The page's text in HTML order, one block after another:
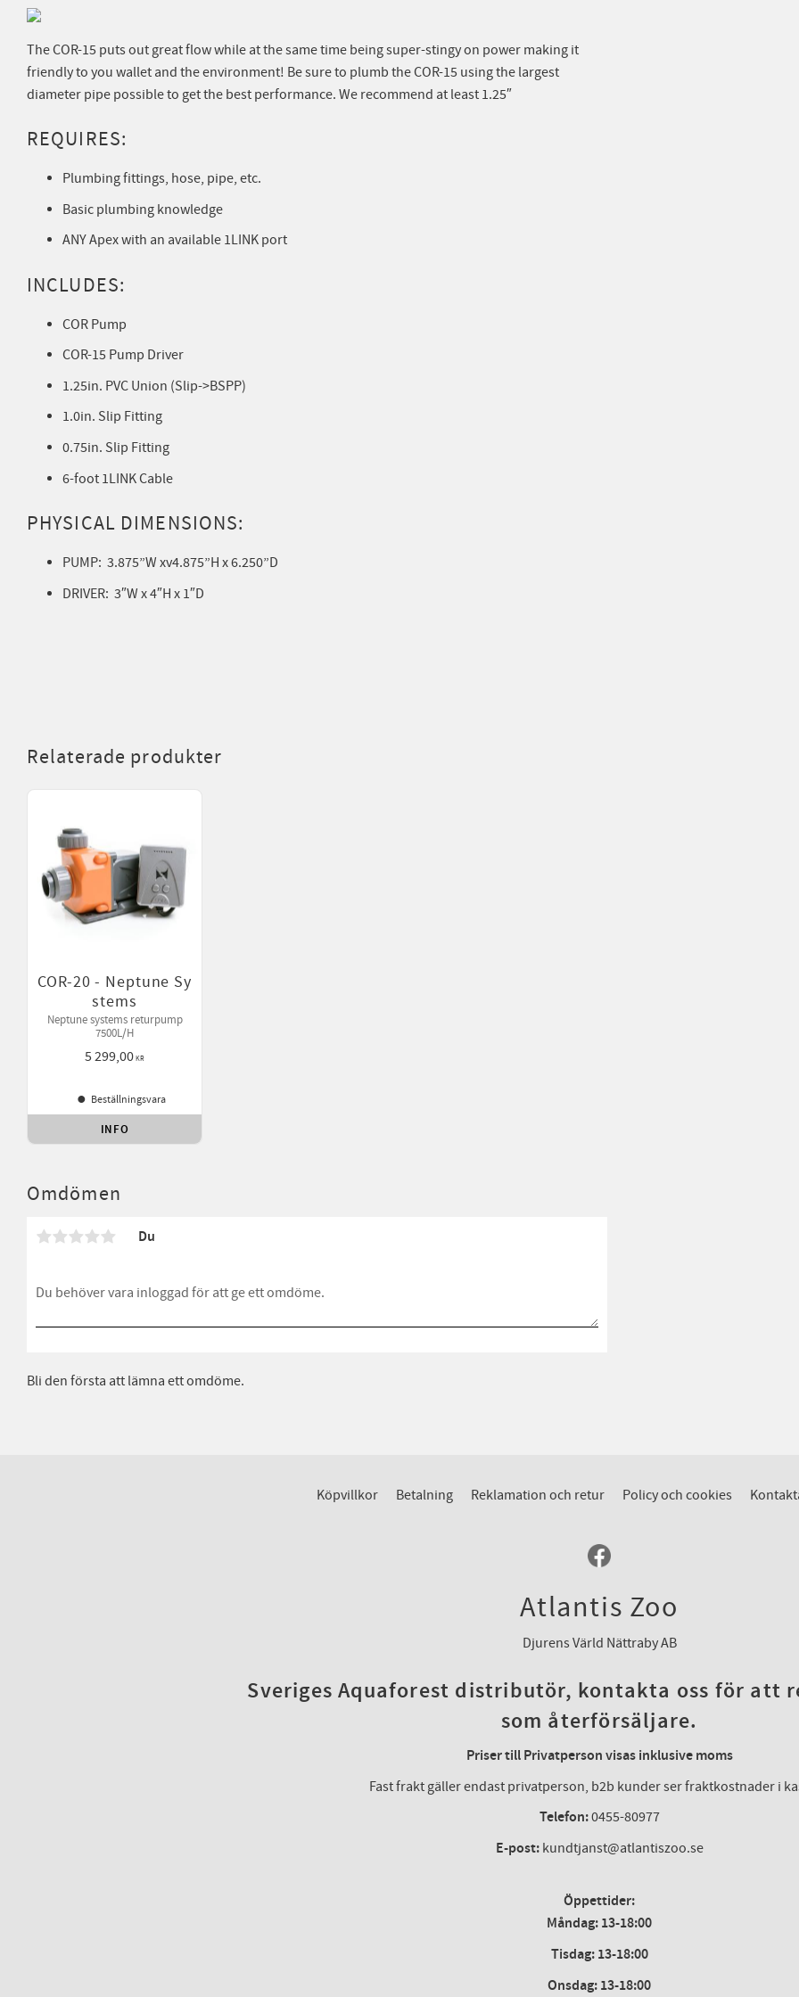
The COR-15 puts out great flow while at the same time being super-stingy on power making it
friendly to you wallet and the environment! Be sure to plumb the COR-15 using the largest
diameter pipe possible to get the best performance. We recommend at least 1.25″
REQUIRES:
Plumbing fittings, hose, pipe, etc.
Basic plumbing knowledge
ANY Apex with an available 1LINK port
INCLUDES:
COR Pump
COR-15 Pump Driver
1.25in. PVC Union (Slip->BSPP)
1.0in. Slip Fitting
0.75in. Slip Fitting
6-foot 1LINK Cable
PHYSICAL DIMENSIONS:
PUMP: 3.875”W xv4.875”H x 6.250”D
DRIVER: 3″W x 4″H x 1″D
Omdömen
Du
Bli den första att lämna ett omdöme.
Relaterade produkter
COR-20 - Neptune Sy
stems
Neptune systems returpump
7500L/H
5 299,00KR
Beställningsvara
INFO
Köpvillkor Betalning Reklamation och retur Policy och cookies
Atlantis Zoo
Djurens Värld Nättraby AB
Sveriges Aquaforest distributör, kontakta oss för att
som återförsäljare.
Priser till Privatperson visas inklusive moms
Fast frakt gäller endast privatperson, b2b kunder ser fraktkostnader i
Telefon:0455-80977
E-post:kundtjanst@atlantiszoo.se
Öppettider:
Måndag: 13-18:00
Tisdag: 13-18:00
Onsdag:13-18:00